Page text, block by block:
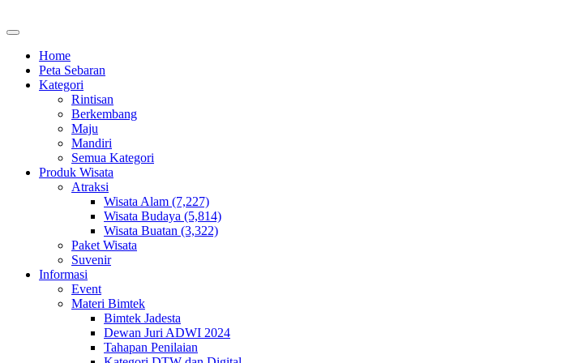
Home
Peta Sebaran
Kategori
Rintisan
Berkembang
Maju
Mandiri
Semua Kategori
Produk Wisata
Atraksi
Wisata Alam (7,227)
Wisata Budaya (5,814)
Wisata Buatan (3,322)
Paket Wisata
Suvenir
Informasi
Event
Materi Bimtek
Bimtek Jadesta
Dewan Juri ADWI 2024
Tahapan Penilaian